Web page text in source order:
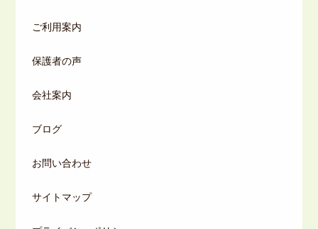
ご利用案内
保護者の声
会社案内
ブログ
お問い合わせ
サイトマップ